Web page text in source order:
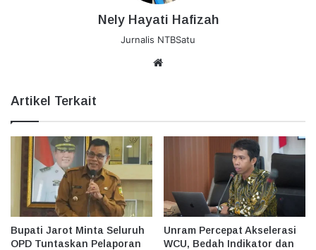
Nely Hayati Hafizah
Jurnalis NTBSatu
Artikel Terkait
Bupati Jarot Minta Seluruh
OPD Tuntaskan Pelaporan
Unram Percepat Akselerasi
WCU, Bedah Indikator dan